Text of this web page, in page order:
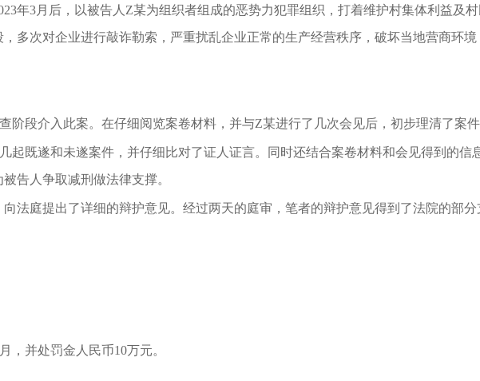
年3月后，以被告人Z某为组织者组成的恶势力犯罪组织，打着维护村集体利益及
多次对企业进行敲诈勒索，严重扰乱企业正常的生产经营秩序，破坏当地营商环境
阶段介入此案。在仔细阅览案卷材料，并与Z某进行了几次会见后，初步理清了案件
起既遂和未遂案件，并仔细比对了证人证言。同时还结合案卷材料和会见得到的信
告人争取减刑做法律支撑。
法庭提出了详细的辩护意见。经过两天的庭审，笔者的辩护意见得到了法院的部
，并处罚金人民币10万元。